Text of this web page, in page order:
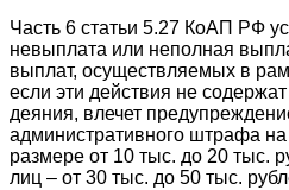
Часть 6 статьи 5.27 КоАП РФ
невыплата или неполная
выплат, осуществляемых в
если эти действия не
деяния, влечет
административного штрафа
размере от 10 тыс. до 20 тыс.
лиц – от 30 тыс. до 50 тыс.